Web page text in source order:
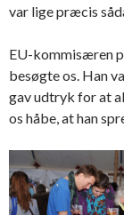
var lige præcis
EU-kommisæren
besøgte os. Han
gav udtryk for at
os håbe, at han